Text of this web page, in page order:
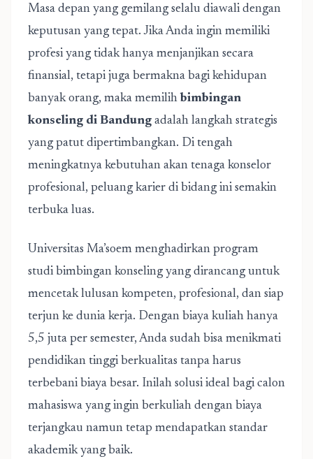
Masa depan yang gemilang selalu diawali dengan
keputusan yang tepat. Jika Anda ingin memiliki
profesi yang tidak hanya menjanjikan secara
finansial, tetapi juga bermakna bagi kehidupan
banyak orang, maka memilih bimbingan
konseling di Bandung adalah langkah strategis
yang patut dipertimbangkan. Di tengah
meningkatnya kebutuhan akan tenaga konselor
profesional, peluang karier di bidang ini semakin
terbuka luas.
Universitas Ma’soem menghadirkan program
studi bimbingan konseling yang dirancang untuk
mencetak lulusan kompeten, profesional, dan siap
terjun ke dunia kerja. Dengan biaya kuliah hanya
5,5 juta per semester, Anda sudah bisa menikmati
pendidikan tinggi berkualitas tanpa harus
terbebani biaya besar. Inilah solusi ideal bagi calon
mahasiswa yang ingin berkuliah dengan biaya
terjangkau namun tetap mendapatkan standar
akademik yang baik.